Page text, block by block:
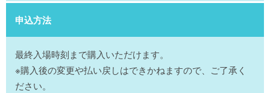
申込方法
最終入場時刻まで購入いただけます。
※購入後の変更や払い戻しはできかねますので、ご了承く
ださい。